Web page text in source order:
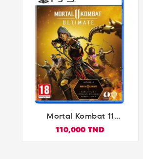

Mortal Kombat 11
Ultimate PS5
110,000 TND